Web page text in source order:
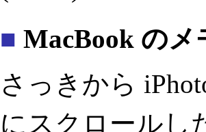
■ MacBook のメ
さっきから
にスクロールし